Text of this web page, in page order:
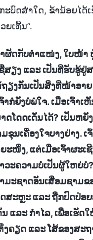
ບົດສ່ຳໃດ, ຂ້ານ້ອຍໄດ້
ເທີ້ນ”.
ຜັດກັບຕໍາແໜ່ງ, ໃບໜ້າ
ສຽງ ແລະ ເປັນທີ່ຮັບຮູ້
ງກັນເປັນສິ່ງທີ່ໜ້າອາ
ກໍຍັງບໍ່ພໍໃຈ. ເມື່ອເຈົ້າ
ດໂດດເດັ່ນໄດ້? ເປັນຫ
ຂຸນເຄື່ອງໃຈບາງຢ່າງ.
ະໜຶ່ງ, ແຕ່ເມື່ອເຈົ້າຜະ
ວະຄວາມບໍ່ເປັນຜູ້ໃຫຍ່
ມະຊາດອັນເສື່ອມຊາມ
ສະຫຼະ ແລະ ຖືກປົດປ່ອ
ແລະ ກຳໄລ, ເພື່ອເຮັດ
ຽດ ແລະ ໂສ້ຂອງສະຖ